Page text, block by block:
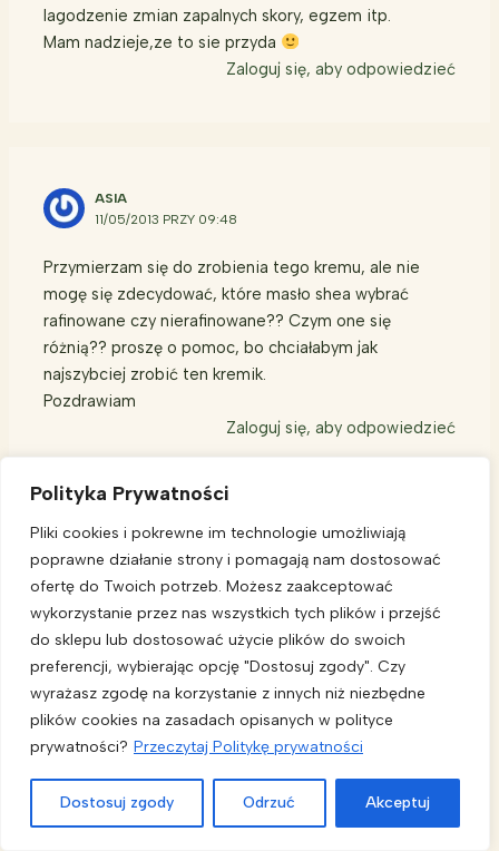
Polityka Prywatności
Pliki cookies i pokrewne im technologie umożliwiają
poprawne działanie strony i pomagają nam dostosować
ofertę do Twoich potrzeb. Możesz zaakceptować
wykorzystanie przez nas wszystkich tych plików i przejść
do sklepu lub dostosować użycie plików do swoich
preferencji, wybierając opcję "Dostosuj zgody". Czy
wyrażasz zgodę na korzystanie z innych niż niezbędne
plików cookies na zasadach opisanych w polityce
prywatności? Przeczytaj Politykę prywatności
Dostosuj zgody Odrzuć Akceptuj
lagodzenie zmian zapalnych skory, egzem itp.
Mam nadzieje,ze to sie przyda
Zaloguj się, aby odpowiedzieć
ASIA
11/05/2013 PRZY 09:48
Przymierzam się do zrobienia tego kremu, ale nie
mogę się zdecydować, które masło shea wybrać
rafinowane czy nierafinowane?? Czym one się
różnią?? proszę o pomoc, bo chciałabym jak
najszybciej zrobić ten kremik.
Pozdrawiam
Zaloguj się, aby odpowiedzieć
AGATA
10/08/2013 PRZY 16:33
Mam takie pytanie czy olejek arganowy mogłabym
zastąpić olejem lnianym tłoczonym na zimno?
Zaloguj się, aby odpowiedzieć
TASIA
10/04/2013 PRZY 21:23